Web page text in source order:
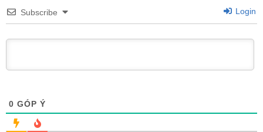
Subscribe Login
0 GÓP Ý